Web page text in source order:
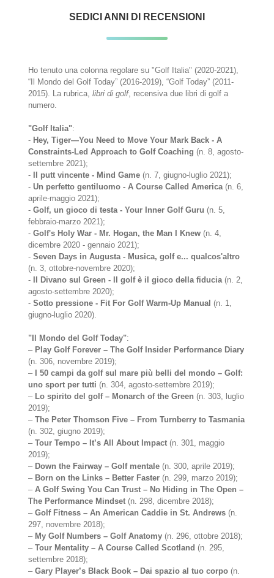
SEDICI ANNI DI RECENSIONI
Ho tenuto una colonna regolare su "Golf Italia" (2020-2021),
“Il Mondo del Golf Today” (2016-2019), “Golf Today” (2011-
2015). La rubrica,libri di golf, recensiva due libri di golf a
numero.
"Golf Italia":
- Hey, Tiger—You Need to Move Your Mark Back - A
Constraints-Led Approach to Golf Coaching (n. 8, agosto-
settembre 2021);
-
Il putt vincente - Mind Game (n. 7, giugno-luglio 2021);
-Un perfetto gentiluomo - A Course Called America(n. 6,
aprile-maggio 2021);
-Golf, un gioco di testa - Your Inner Golf Guru (n. 5,
febbraio-marzo 2021);
-Golf's Holy War - Mr. Hogan, the Man I Knew (n. 4,
dicembre 2020 - gennaio 2021);
-Seven Days in Augusta - Musica, golf e... qualcos'altro
(n. 3, ottobre-novembre 2020);
-
Il Divano sul Green - Il golf è il gioco della fiducia(n. 2,
agosto-settembre 2020);
-Sotto pressione - Fit For Golf Warm-Up Manual (n. 1,
giugno-luglio 2020).
"Il Mondo del Golf Today":
– Play Golf Forever – The Golf Insider Performance Diary
(n. 306, novembre 2019);
–
I 50 campi da golf sul mare più belli del mondo – Golf:
uno sport per tutti (n. 304, agosto-settembre 2019);
– Lo spirito del golf – Monarch of the Green (n. 303, luglio
2019);
–The Peter Thomson Five – From Turnberry to Tasmania
(n. 302, giugno 2019);
–Tour Tempo – It’s All About Impact (n. 301, maggio
2019);
– Down the Fairway – Golf mentale (n. 300, aprile 2019);
– Born on the Links – Better Faster (n. 299, marzo 2019);
–A Golf Swing You Can Trust – No Hiding in The Open –
The Performance Mindset (n. 298, dicembre 2018);
–Golf Fitness – An American Caddie in St. Andrews (n.
297, novembre 2018);
– My Golf Numbers – Golf Anatomy (n. 296, ottobre 2018);
–Tour Mentality – A Course Called Scotland (n. 295,
settembre 2018);
–Gary Player’s Black Book – Dai spazio al tuo corpo (n.